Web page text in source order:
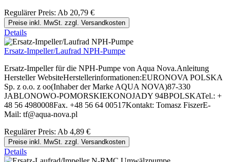
Regulärer Preis: Ab 20,79 €
Preise inkl. MwSt. zzgl. Versandkosten
Details
Ersatz-Impeller/Laufrad NPH-Pumpe
Ersatz-Impeller für die NPH-Pumpe von Aqua Nova.Anleitung
Hersteller WebsiteHerstellerinformationen:EURONOVA POLSKA
Sp. z o.o. z oo(Inhaber der Marke AQUA NOVA)87-330
JABLONOWO-POMORSKIEKONOJADY 94BPOLSKATel.: +
48 56 4980008Fax. +48 56 64 00517Kontakt: Tomasz FiszerE-
Mail: tf@aqua-nova.pl
Regulärer Preis: Ab 4,89 €
Preise inkl. MwSt. zzgl. Versandkosten
Details